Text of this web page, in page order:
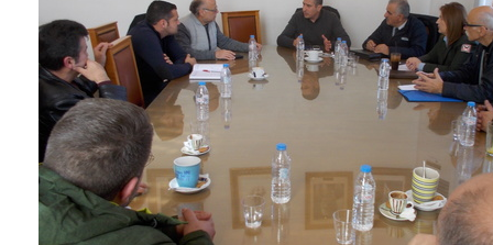
ΤΟΠΟΣ
ΠΟΛΙΤΙΣΜΟΣ
ΑΝΘΕΚΤΙΚΗ
ΠΟΛΗ